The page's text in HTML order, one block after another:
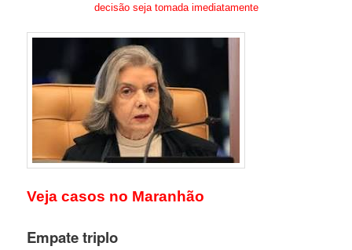
decisão seja tomada imediatamente
Veja casos no Maranhão
Empate triplo